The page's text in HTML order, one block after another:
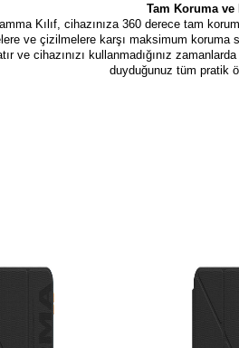
Tam Koruma
Kılıf, cihazınıza 360 derece tam
ve çizilmelere karşı maksimum koruma
ve cihazınızı kullanmadığınız
duyduğunuz tüm pratik